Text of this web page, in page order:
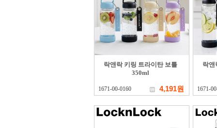
락앤락 키링 트라이탄 보틀
350ml
1671-00-0160 4,191원
락앤
1671-